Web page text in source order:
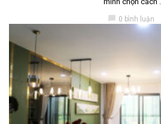
0 bình luận